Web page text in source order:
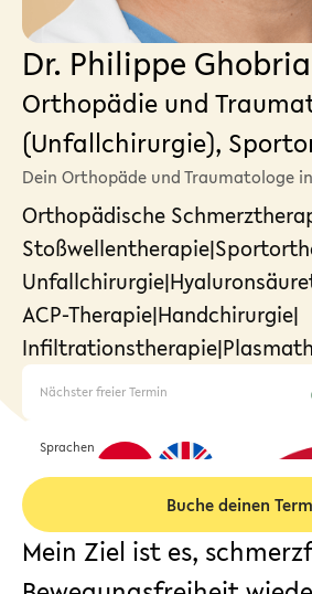
Dr. Philippe
Orthopädie und
(Unfallchirurgie),
Dein Orthopäde und Traumatologe
Orthopädische
Stoßwellentherapie|
Unfallchirurgie|
ACP-Therapie|Handchirurgie|
Infiltrationstherapie|
Nächster freier Termin
Sprachen
Buche deinen
Mein Ziel ist es,